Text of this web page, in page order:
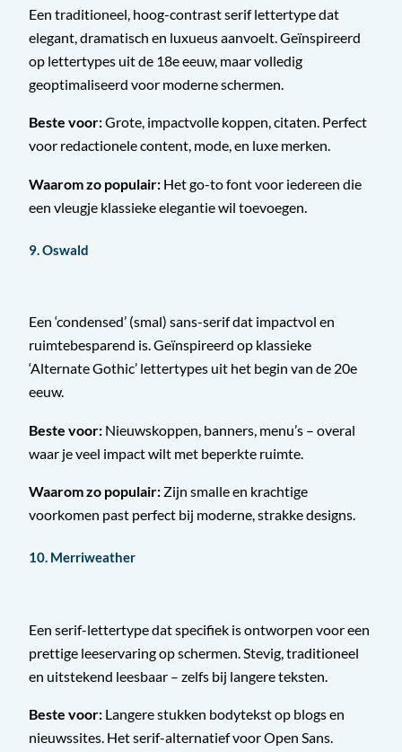
Een traditioneel, hoog-contrast serif lettertype dat
elegant, dramatisch en luxueus aanvoelt. Geïnspireerd
op lettertypes uit de 18e eeuw, maar volledig
geoptimaliseerd voor moderne schermen.
Beste voor:Grote, impactvolle koppen, citaten. Perfect
voor redactionele content, mode, en luxe merken.
Waarom zo populair: Het go-to font voor iedereen die
een vleugje klassieke elegantie wil toevoegen.
9. Oswald
Een ‘condensed’ (smal) sans-serif dat impactvol en
ruimtebesparend is. Geïnspireerd op klassieke
‘Alternate Gothic’ lettertypes uit het begin van de 20e
eeuw.
Beste voor: Nieuwskoppen, banners, menu’s – overal
waar je veel impact wilt met beperkte ruimte.
Waarom zo populair: Zijn smalle en krachtige
voorkomen past perfect bij moderne, strakke designs.
10. Merriweather
Een serif-lettertype dat specifiek is ontworpen voor een
prettige leeservaring op schermen. Stevig, traditioneel
en uitstekend leesbaar – zelfs bij langere teksten.
Beste voor: Langere stukken bodytekst op blogs en
nieuwssites. Het serif-alternatief voor Open Sans.